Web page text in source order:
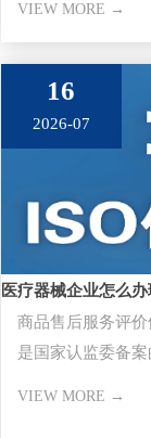
VIEW MORE →
16
2026-07
医疗器械企业怎么
商品售后服务评价
是国家认监委备
VIEW MORE →